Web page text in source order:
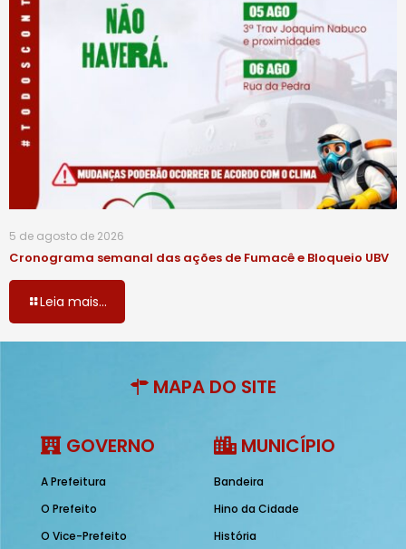
5 de agosto de 2026
Cronograma semanal das ações de Fumacê e Bloqueio UBV
Leia mais...
MAPA DO SITE
GOVERNO
A Prefeitura
O Prefeito
O Vice-Prefeito
MUNICÍPIO
Bandeira
Hino da Cidade
História